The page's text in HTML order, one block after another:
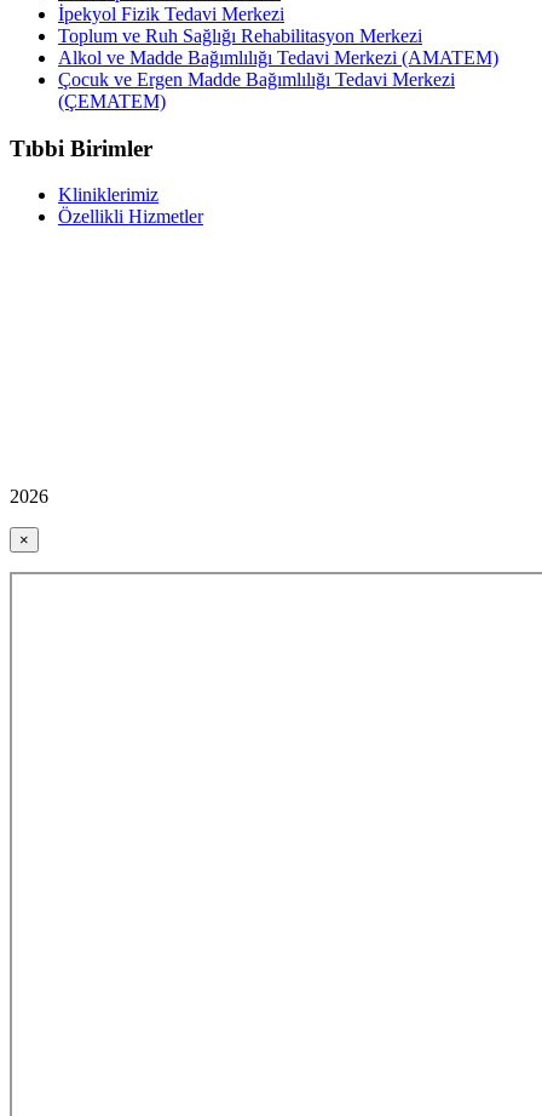
İpekyol Fizik Tedavi Merkezi
Toplum ve Ruh Sağlığı Rehabilitasyon Merkezi
Alkol ve Madde Bağımlılığı Tedavi Merkezi (AMATEM)
Çocuk ve Ergen Madde Bağımlılığı Tedavi Merkezi
(ÇEMATEM)
Tıbbi Birimler
Kliniklerimiz
Özellikli Hizmetler
2026
×